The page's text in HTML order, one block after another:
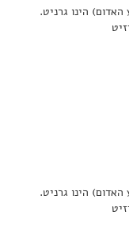
הינו גרניט.
הינו גרניט.